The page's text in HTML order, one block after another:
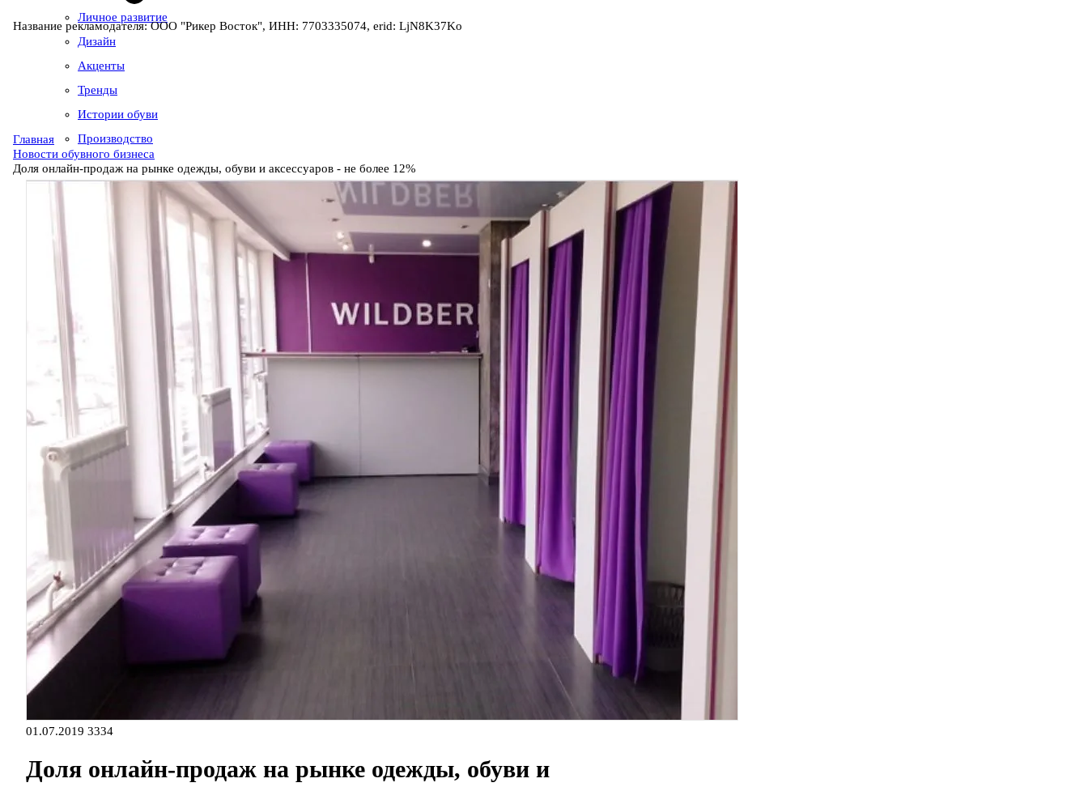
Личное развитие
Дизайн
Акценты
Тренды
Истории обуви
Производство
Название рекламодателя: ООО "Рикер Восток", ИНН: 7703335074, erid: LjN8K37Ko
Главная
Новости обувного бизнеса
Доля онлайн-продаж на рынке одежды, обуви и аксессуаров - не более 12%
01.07.2019 3334
Доля онлайн-продаж на рынке одежды, обуви и